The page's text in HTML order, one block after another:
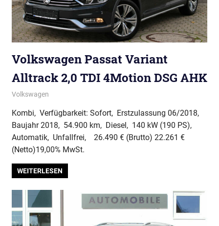
Volkswagen Passat Variant
Alltrack 2,0 TDI 4Motion DSG AHK
Volkswagen
Kombi, Verfügbarkeit: Sofort, Erstzulassung 06/2018,
Baujahr 2018, 54.900 km, Diesel, 140 kW (190 PS),
Automatik, Unfallfrei, 26.490 € (Brutto) 22.261 €
(Netto)19,00% MwSt.
WEITERLESEN